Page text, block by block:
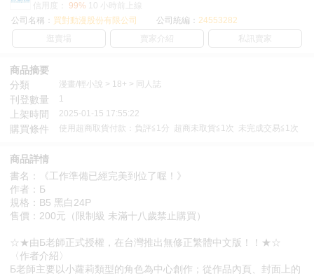
信用度：
99% 10 小時前上線
公司名稱： 買對動漫股份有限公司 公司統編： 24553282
逛賣場
賣家介紹 私訊賣家
商品摘要
分類
漫畫/輕小說 > 18+ > 同人誌
刊登數量 1
上架時間 2025-01-15 17:55:22
購買條件 使用超商取貨付款：負評≦1分 超商未取貨≦1次 未完成交易≦1次
商品詳情
書名：《工作準備已經完美到位了喔！》
作者：Б
規格：B5 黑白24P
售價：200元（限制級 未滿十八歲禁止購買）
☆★由Б老師正式授權，在台灣推出無修正繁體中文版！！★☆
〈作者介紹〉
Б老師主要以小蘿莉類型的角色為中心創作；從作品內頁、封面上的